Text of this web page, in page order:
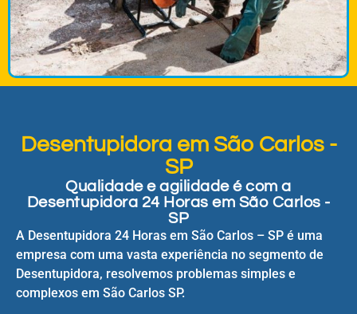
Desentupidora em São Carlos -
SP
Qualidade e agilidade é com a
Desentupidora 24 Horas em São Carlos -
SP
A Desentupidora 24 Horas em São Carlos – SP é uma
empresa com uma vasta experiência no segmento de
Desentupidora, resolvemos problemas simples e
complexos em São Carlos SP.